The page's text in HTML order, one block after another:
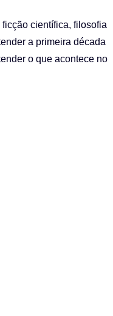
científica, filosofia
a primeira década
o que acontece no